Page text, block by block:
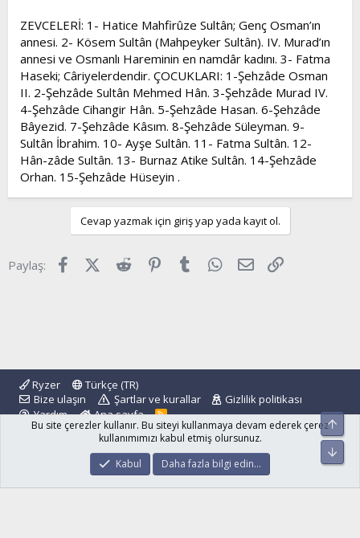
ZEVCELERİ: 1- Hatice Mahfirûze Sultân; Genç Osman’ın
annesi. 2- Kösem Sultân (Mahpeyker Sultân). IV. Murad’ın
annesi ve Osmanlı Hareminin en namdâr kadını. 3- Fatma
Haseki; Câriyelerdendir. ÇOCUKLARI: 1-Şehzâde Osman
II. 2-Şehzâde Sultân Mehmed Hân. 3-Şehzâde Murad IV.
4-Şehzâde Cihangir Hân. 5-Şehzâde Hasan. 6-Şehzâde
Bâyezid. 7-Şehzâde Kâsım. 8-Şehzâde Süleyman. 9-
Sultân İbrahim. 10- Ayşe Sultân. 11- Fatma Sultân. 12-
Hân-zâde Sultân. 13- Burnaz Atike Sultân. 14-Şehzâde
Orhan. 15-Şehzâde Hüseyin .
Cevap yazmak için giriş yap yada kayıt ol.
Paylaş: FacebookX (Twitter)
Reddit Pinterest
Tumblr WhatsApp
E-posta
Ryzer
Türkçe (TR)
Bize ulaşın
Şartlar ve kurallar
Gizlilik politikası
Yardım
Ana sayfa
R
S
S
Community platform by XenForo ® © 2010-2024 XenForo Ltd.
© 2001 - 2024
Bu site çerezler kullanır. Bu siteyi kullanmaya devam ederek çerez
kullanımımızı kabul etmiş olursunuz.
Kabul
Daha fazla bilgi edin…
Üst
Alt